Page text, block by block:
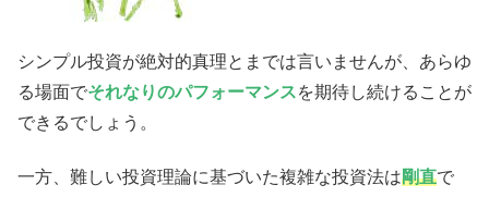
シンプル投資が絶対的真理とまでは言いませんが、あらゆ
る場面でそれなりのパフォーマンスを期待し続けることが
できるでしょう。
一方、難しい投資理論に基づいた複雑な投資法は剛直で